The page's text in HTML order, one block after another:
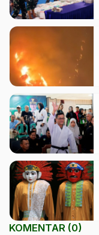
KOMENTAR (0)